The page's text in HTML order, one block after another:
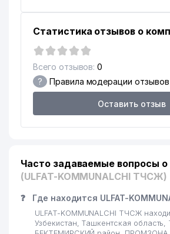
Статистика отзывов о
Всего отзывов: 0
? Правила модерации отзывов
Оставить отзыв
Часто задаваемые вопросы о
(ULFAT-KOMMUNALCHI ТЧСЖ)
❓ Где находится ULFAT-
ULFAT-KOMMUNALCHI ТЧСЖ
Узбекистан, Ташкентская